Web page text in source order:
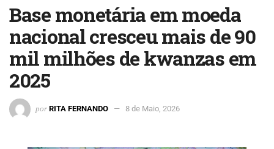
Base monetária em moeda
nacional cresceu mais de 90
mil milhões de kwanzas em
2025
por RITA FERNANDO 8 de Maio, 2026